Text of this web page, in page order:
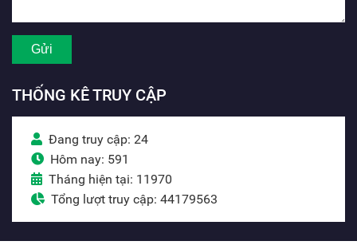
THỐNG KÊ TRUY CẬP
Đang truy cập: 24
Hôm nay: 591
Tháng hiện tại: 11970
Tổng lượt truy cập: 44179563